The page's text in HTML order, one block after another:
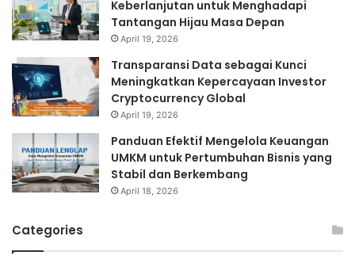
Keberlanjutan untuk Menghadapi
Tantangan Hijau Masa Depan
April 19, 2026
Transparansi Data sebagai Kunci
Meningkatkan Kepercayaan Investor
Cryptocurrency Global
April 19, 2026
Panduan Efektif Mengelola Keuangan
UMKM untuk Pertumbuhan Bisnis yang
Stabil dan Berkembang
April 18, 2026
Categories